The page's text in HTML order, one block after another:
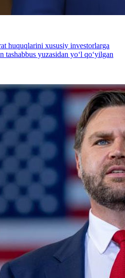
huquqlarini xususiy investorlarga
tashabbus yuzasidan yo‘l qo‘yilgan